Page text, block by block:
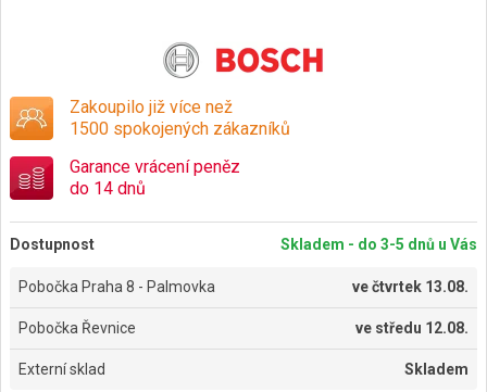
Zakoupilo již více než
1500 spokojených zákazníků
Garance vrácení peněz
do 14 dnů
Dostupnost Skladem - do 3-5 dnů u Vás
Pobočka Praha 8 - Palmovka večtvrtek 13.08.
Pobočka Řevnice ve středu 12.08.
Externí sklad Skladem